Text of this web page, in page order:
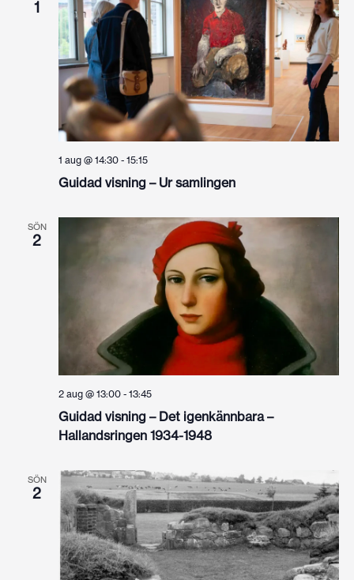
1
Guidad visning – Ur samlingen
1 aug @ 14:30- 15:15
SÖN
2
Guidad visning – Det igenkännbara –
Hallandsringen 1934-1948
2 aug @ 13:00- 13:45
SÖN
2